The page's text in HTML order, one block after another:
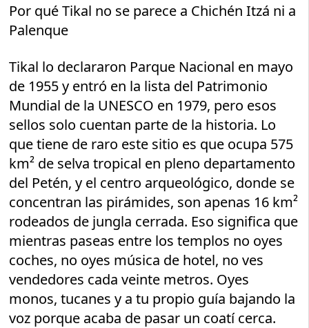
Por qué Tikal no se parece a Chichén Itzá ni a
Palenque
Tikal lo declararon Parque Nacional en mayo
de 1955 y entró en la lista del Patrimonio
Mundial de la UNESCO en 1979, pero esos
sellos solo cuentan parte de la historia. Lo
que tiene de raro este sitio es que ocupa 575
km² de selva tropical en pleno departamento
del Petén, y el centro arqueológico, donde se
concentran las pirámides, son apenas 16 km²
rodeados de jungla cerrada. Eso significa que
mientras paseas entre los templos no oyes
coches, no oyes música de hotel, no ves
vendedores cada veinte metros. Oyes
monos, tucanes y a tu propio guía bajando la
voz porque acaba de pasar un coatí cerca.